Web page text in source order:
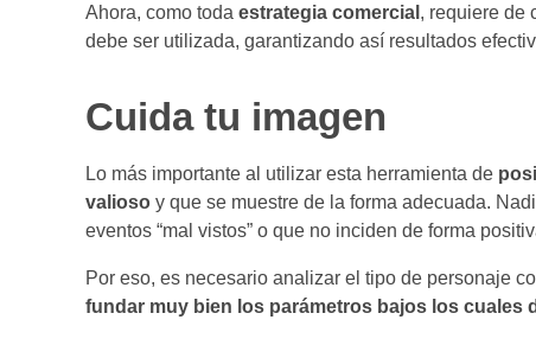
Ahora, como toda estrategia comercial , requiere de
debe ser utilizada, garantizando así resultados
Cuida tu imagen
Lo más importante al utilizar esta herramienta de
valioso y que se muestre de la forma adecuada.
eventos “mal vistos” o que no inciden de forma
Por eso, es necesario analizar el tipo de personaje
fundar muy bien los parámetros bajos los cuales